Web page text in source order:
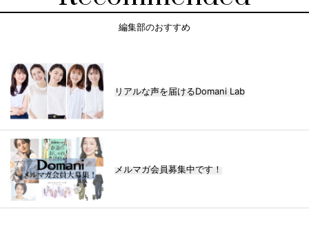
編集部のおすすめ
リアルな声を届けるDomani Lab
メルマガ会員募集中です！